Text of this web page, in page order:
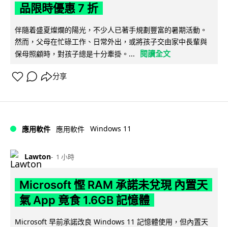
品限時優惠 7 折
伴隨着盛夏燦爛的陽光，不少人已著手規劃豐富的暑期活動。
然而，父母在忙碌工作、日常外出，或將孩子交由家中長輩與
保母照顧時，對孩子總是十分牽掛。...
閱讀全文
分享
應用軟件 應用軟件 Windows 11
Lawton 1 小時
Microsoft 慳 RAM 承諾未兌現 內置天
氣 App 竟食 1.6GB 記憶體
Microsoft 早前承諾改良 Windows 11 記憶體使用，但內置天